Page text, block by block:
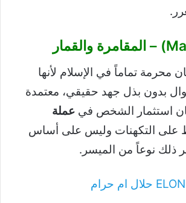
محرمة تماماً في الإسلام لأنها
بدون بذل جهد حقيقي، معتمدة
استثمار الشخص في عملة
على التكهنات وليس على أساس
ذلك نوعاً من الميسر.